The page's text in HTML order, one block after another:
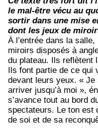
le mal-être vécu au
sortir dans une mise
dont les jeux de
À l’entrée dans la
miroirs disposés à
du plateau. Ils reflètent
Ils font partie de ce
devant leurs yeux. «
arriver jusqu’à moi »,
s’avance tout au bord
spectateurs. Le ton est
de soi et de sa